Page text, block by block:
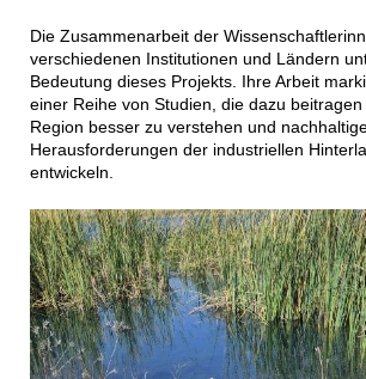
Die Zusammenarbeit der
verschiedenen Institutionen und Ländern
Bedeutung dieses Projekts. Ihre Arbeit
einer Reihe von Studien, die dazu
Region besser zu verstehen und
Herausforderungen der industriellen
entwickeln.